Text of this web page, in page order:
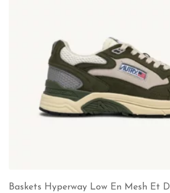
Baskets Hyperway Low En Mesh Et